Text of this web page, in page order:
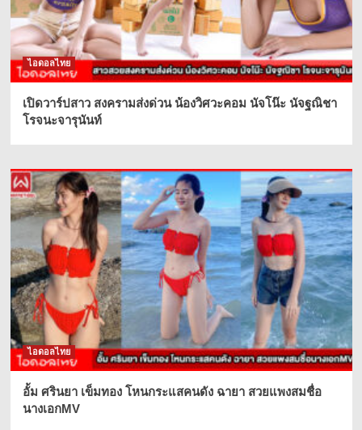
ไอดอลไทย
เปิดวาร์ปสาว สงครามส่งด่วน น้องวิศวะคอม นัจโน๊ะ นัจฐณิชา
โรจนะจารุนันท์
ไอดอลไทย
อั้ม ศรินยา เข็มทอง โหนกระแสคนดัง ฉายา สวยแพงสมชื่อ
นางเอกMV